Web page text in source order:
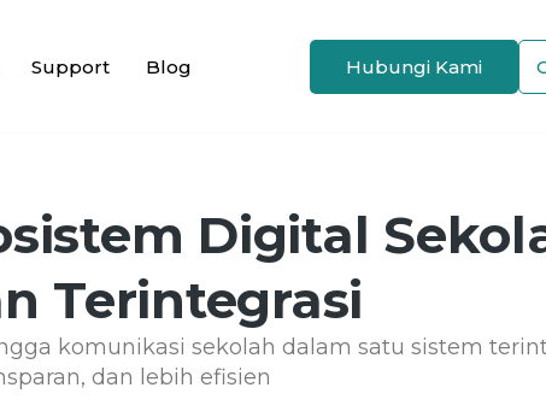
Support Blog Hubungi Kami
Digital
Terintegrasi
komunikasi sekolah dalam satu sistem
dan lebih efisien